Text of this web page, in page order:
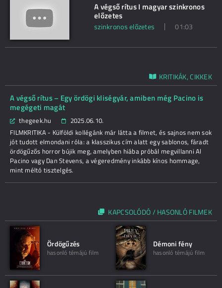
A végső rítus I magyar szinkronos
előzetes
szinkronos előzetes 01:03
KRITIKÁK, CIKKEK
A végső rítus – Egy ördögi kliségyár, amiben még Pacino is
megégeti magát
thegeek.hu
2025.06.10.
FILMKRITIKA - Külföldi kollégánk már látta a filmet, és sajnos nem sok
jót tudott elmondani róla: a klasszikus cím alatt egy sablonos, fáradt
ördögűzős horror bújik meg, amelyben hiába próbál megvillanni Al
Pacino vagy Dan Stevens, a végeredmény inkább kínos hommage,
mint méltó tisztelgés.
KAPCSOLÓDÓ / HASONLÓ FILMEK
Ördögűzés
hasonló témájú film
Démoni fény
hasonló témájú film